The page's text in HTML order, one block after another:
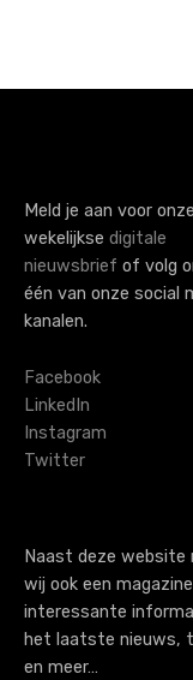
o
s
n
a
i
g
a
i
o
n
Meld je aan voor onze
wekelijkse digitale
nieuwsbrief of volg
één van onze social
kanalen.
Facebook
LinkedIn
Instagram
Twitter
Naast deze website
wij ook een
interessante
het laatste nieuws,
en meer…